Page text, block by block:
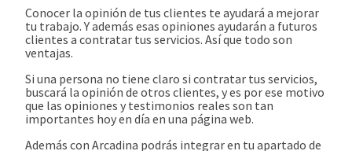
Conocer la opinión de tus clientes te ayudará a mejorar
tu trabajo. Y además esas opiniones ayudarán a futuros
clientes a contratar tus servicios. Así que todo son
ventajas.
Si una persona no tiene claro si contratar tus servicios,
buscará la opinión de otros clientes, y es por ese motivo
que las opiniones y testimonios reales son tan
importantes hoy en día en una página web.
Además con Arcadina podrás integrar en tu apartado de